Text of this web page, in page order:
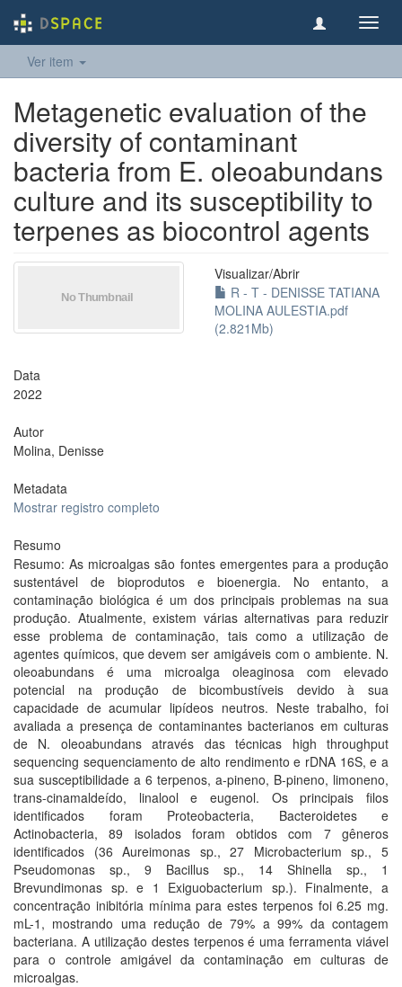
Ver item
Metagenetic evaluation of the
diversity of contaminant
bacteria from E. oleoabundans
culture and its susceptibility to
terpenes as biocontrol agents
Visualizar/Abrir
R - T - DENISSE TATIANA
MOLINA AULESTIA.pdf
(2.821Mb)
Data
2022
Autor
Molina, Denisse
Metadata
Mostrar registro completo
Resumo
Resumo: As microalgas são fontes emergentes para a produção
sustentável de bioprodutos e bioenergia. No entanto, a
contaminação biológica é um dos principais problemas na sua
produção. Atualmente, existem várias alternativas para reduzir
esse problema de contaminação, tais como a utilização de
agentes químicos, que devem ser amigáveis com o ambiente. N.
oleoabundans é uma microalga oleaginosa com elevado
potencial na produção de bicombustíveis devido à sua
capacidade de acumular lipídeos neutros. Neste trabalho, foi
avaliada a presença de contaminantes bacterianos em culturas
de N. oleoabundans através das técnicas high throughput
sequencing sequenciamento de alto rendimento e rDNA 16S, e a
sua susceptibilidade a 6 terpenos, a-pineno, B-pineno, limoneno,
trans-cinamaldeído, linalool e eugenol. Os principais filos
identificados foram Proteobacteria, Bacteroidetes e
Actinobacteria, 89 isolados foram obtidos com 7 gêneros
identificados (36 Aureimonas sp., 27 Microbacterium sp., 5
Pseudomonas sp., 9 Bacillus sp., 14 Shinella sp., 1
Brevundimonas sp. e 1 Exiguobacterium sp.). Finalmente, a
concentração inibitória mínima para estes terpenos foi 6.25 mg.
mL-1, mostrando uma redução de 79% a 99% da contagem
bacteriana. A utilização destes terpenos é uma ferramenta viável
para o controle amigável da contaminação em culturas de
microalgas.